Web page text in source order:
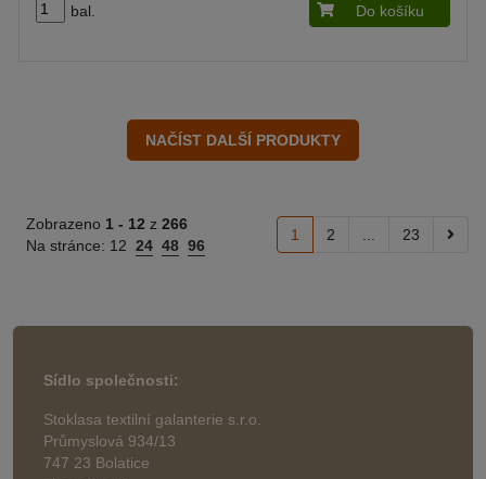
bal. Do košíku
Zobrazeno 1 - 12 z 266
Na stránce: 12 24 48 96
1 2 23
Sídlo společnosti:
Stoklasa textilní galanterie s.r.o.
Průmyslová 934/13
747 23 Bolatice